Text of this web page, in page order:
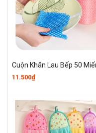
11.500₫